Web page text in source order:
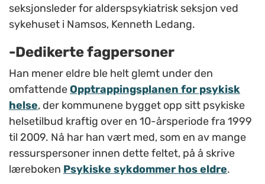
seksjonsleder for alderspsykiatrisk seksjon ved
sykehuset i Namsos, Kenneth Ledang.
-Dedikerte fagpersoner
Han mener eldre ble helt glemt under den
omfattendeOpptrappingsplanen for psykisk
helse, der kommunene bygget opp sitt psykiske
helsetilbud kraftig over en 10-årsperiode fra 1999
til 2009. Nå har han vært med, som en av mange
ressurspersoner innen dette feltet, på å skrive
læreboken Psykiske sykdommer hos eldre.